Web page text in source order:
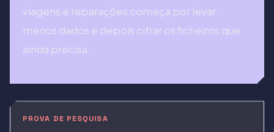
viagens e reparações começa por levar
menos dados e depois cifrar os ficheiros que
ainda precisa.
PROVA DE PESQUISA